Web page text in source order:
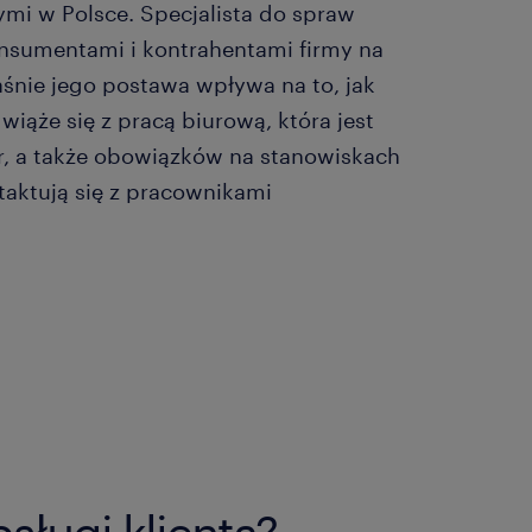
w Polsce. Specjalista do spraw
i kontrahentami firmy na
jego postawa wpływa na to, jak
się z pracą biurową, która jest
a także obowiązków na stanowiskach
się z pracownikami